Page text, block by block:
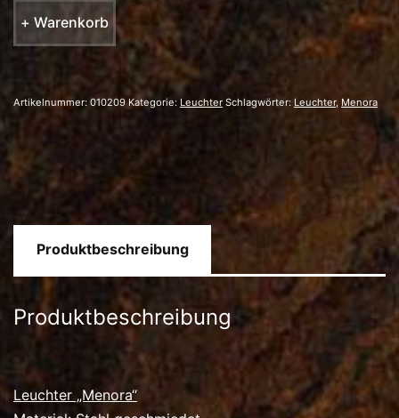
Tischleuchter
Menge
+ Warenkorb
Artikelnummer: 010209 Kategorie: Leuchter Schlagwörter: Leuchter, Menora
Produktbeschreibung
Produktbeschreibung
Leuchter „Menora“